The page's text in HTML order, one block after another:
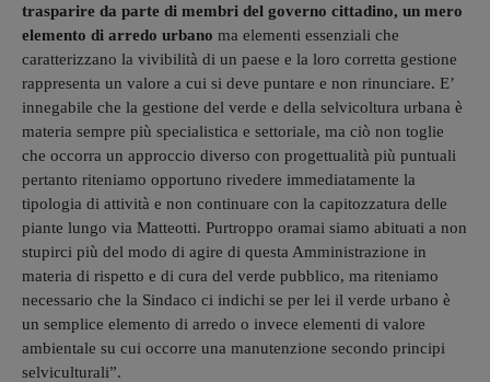
trasparire da parte di membri del governo cittadino, un mero
elemento di arredo urbano ma elementi essenziali che
caratterizzano la vivibilità di un paese e la loro corretta gestione
rappresenta un valore a cui si deve puntare e non rinunciare. E’
innegabile che la gestione del verde e della selvicoltura urbana è
materia sempre più specialistica e settoriale, ma ciò non toglie
che occorra un approccio diverso con progettualità più puntuali
pertanto riteniamo opportuno rivedere immediatamente la
tipologia di attività e non continuare con la capitozzatura delle
piante lungo via Matteotti. Purtroppo oramai siamo abituati a non
stupirci più del modo di agire di questa Amministrazione in
materia di rispetto e di cura del verde pubblico, ma riteniamo
necessario che la Sindaco ci indichi se per lei il verde urbano è
un semplice elemento di arredo o invece elementi di valore
ambientale su cui occorre una manutenzione secondo principi
selviculturali”.